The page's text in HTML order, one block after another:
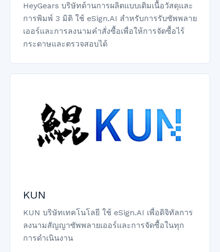
HeyGears บริษัทด้านการผลิตแบบเติมเนื้อวัสดุและ
การพิมพ์ 3 มิติ ใช้ eSign.AI สำหรับการรับซัพพลาย
เออร์และการลงนามคำสั่งซื้อเพื่อให้การจัดซื้อไร้
กระดาษและตรวจสอบได้
KUN
KUN บริษัทเทคโนโลยี ใช้ eSign.AI เพื่อดิจิทัลการ
ลงนามสัญญาซัพพลายเออร์และการจัดซื้อในทุก
การดำเนินงาน